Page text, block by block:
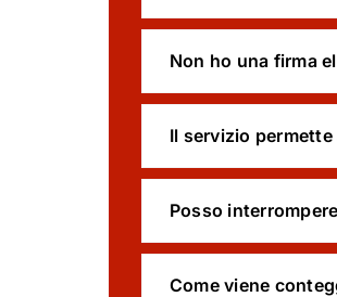
Non ho una firma
Il servizio
Posso
Come viene